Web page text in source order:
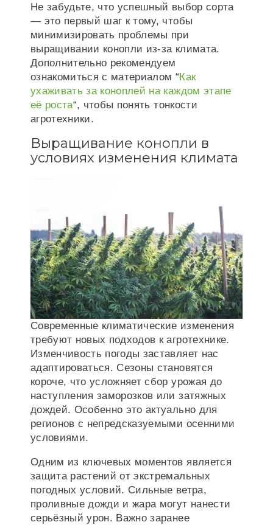
Не забудьте, что успешный выбор сорта
— это первый шаг к тому, чтобы
минимизировать проблемы при
выращивании конопли из-за климата.
Дополнительно рекомендуем
ознакомиться с материалом “Как
ухаживать за коноплей на каждом этапе
её роста“, чтобы понять тонкости
агротехники.
Выращивание конопли в
условиях изменения климата
Современные климатические изменения
требуют новых подходов к агротехнике.
Изменчивость погоды заставляет нас
адаптироваться. Сезоны становятся
короче, что усложняет сбор урожая до
наступления заморозков или затяжных
дождей. Особенно это актуально для
регионов с непредсказуемыми осенними
условиями.
Одним из ключевых моментов является
защита растений от экстремальных
погодных условий. Сильные ветра,
проливные дожди и жара могут нанести
серьёзный урон. Важно заранее